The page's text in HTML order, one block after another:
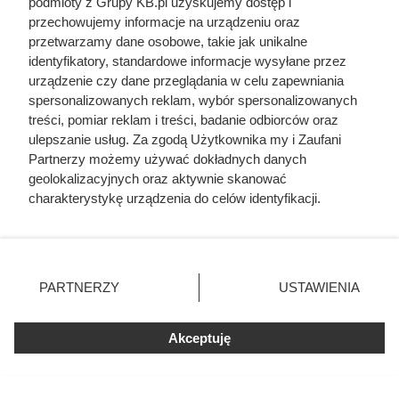
promieni słonecznych, więc dłużej pozostają chłodne i
mokre, a to zwiększa ryzyko cyklicznego pojawiania się
zielonych lub ciemnych przebarwień.
Jednym z czynników sprzyjających rozwojowi glonów na elewacji
jest wilgoć, fot. tomo81
przechowujemy informacje na urządzeniu oraz
przetwarzamy dane osobowe, takie jak unikalne
identyfikatory, standardowe informacje wysyłane przez
urządzenie czy dane przeglądania w celu zapewniania
spersonalizowanych reklam, wybór spersonalizowanych
treści, pomiar reklam i treści, badanie odbiorców oraz
ulepszanie usług. Za zgodą Użytkownika my i Zaufani
Partnerzy możemy używać dokładnych danych
geolokalizacyjnych oraz aktywnie skanować
charakterystykę urządzenia do celów identyfikacji.
zmienić/wycofać klikając przycisk ustawień prywatności
znajdujący się w lewym dolnym rogu strony. Niektóre
użytkownika, ale masz prawo sprzeciwić się takiemu
przetwarzaniu. Preferencje będą miały zastosowania tylko
PARTNERZY USTAWIENIA
Akceptuję